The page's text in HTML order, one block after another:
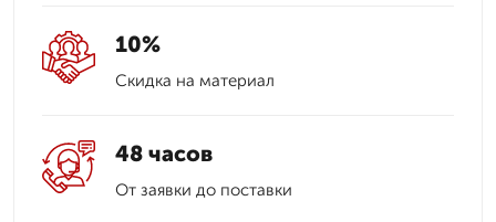
10%
Скидка на материал
48 часов
От заявки до поставки